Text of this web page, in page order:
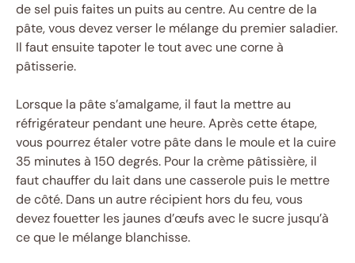
de sel puis faites un puits au centre. Au centre de la
pâte, vous devez verser le mélange du premier saladier.
Il faut ensuite tapoter le tout avec une corne à
pâtisserie.
Lorsque la pâte s’amalgame, il faut la mettre au
réfrigérateur pendant une heure. Après cette étape,
vous pourrez étaler votre pâte dans le moule et la cuire
35 minutes à 150 degrés. Pour la crème pâtissière, il
faut chauffer du lait dans une casserole puis le mettre
de côté. Dans un autre récipient hors du feu, vous
devez fouetter les jaunes d’œufs avec le sucre jusqu’à
ce que le mélange blanchisse.